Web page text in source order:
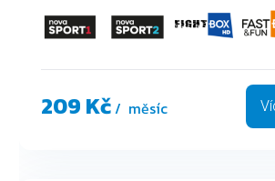
209 Kč/ měsíc